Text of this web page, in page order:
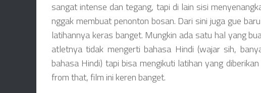
sangat intense dan tegang, tapi di lain sisi
nggak membuat penonton bosan. Dari sini juga gue
latihannya keras banget. Mungkin ada satu hal yang
atletnya tidak mengerti bahasa Hindi (wajar sih,
bahasa Hindi) tapi bisa mengikuti latihan yang
from that, film ini keren banget.